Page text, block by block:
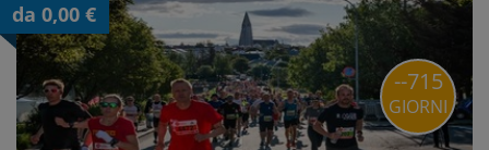
da 0,00 €
--715
GIORNI